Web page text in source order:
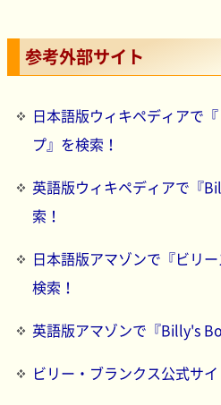
参考外部サイト
日本語版ウィキペディアで
プ』を検索！
英語版ウィキペディアで『
索！
日本語版アマゾンで『ビリ
検索！
英語版アマゾンで『Billy's
ビリー・ブランクス公式サイ